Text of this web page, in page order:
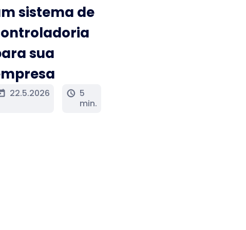
sistema de
sua
22.5.2026 schedule 5
min.